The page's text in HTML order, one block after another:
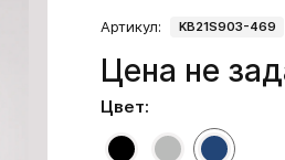
Артикул: KB21S903-469
Цена не
Цвет: